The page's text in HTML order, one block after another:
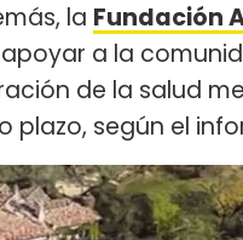
la Fundación
a la
de la salud
plazo, según el